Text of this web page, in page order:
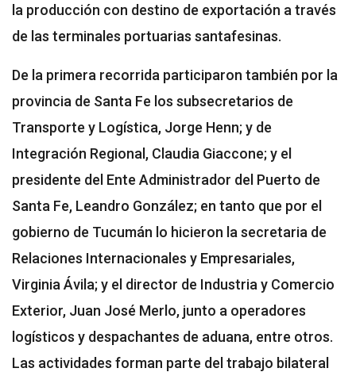
la producción con destino de exportación a través
de las terminales portuarias santafesinas.
De la primera recorrida participaron también por la
provincia de Santa Fe los subsecretarios de
Transporte y Logística, Jorge Henn; y de
Integración Regional, Claudia Giaccone; y el
presidente del Ente Administrador del Puerto de
Santa Fe, Leandro González; en tanto que por el
gobierno de Tucumán lo hicieron la secretaria de
Relaciones Internacionales y Empresariales,
Virginia Ávila; y el director de Industria y Comercio
Exterior, Juan José Merlo, junto a operadores
logísticos y despachantes de aduana, entre otros.
Las actividades forman parte del trabajo bilateral